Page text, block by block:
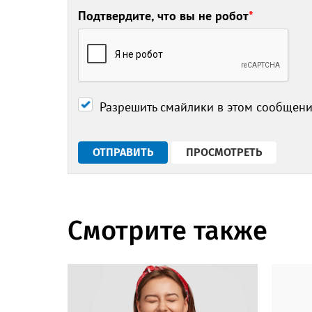
Подтвердите, что вы не робот*
Разрешить смайлики в этом
Смотрите также